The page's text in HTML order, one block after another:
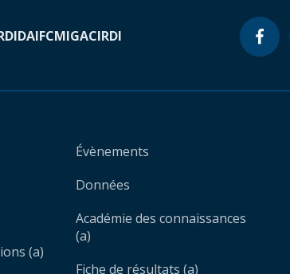
IDAIFCMIGACIRDI
(a)
Évènements
Données
Académie des connaissances
(a)
Fiche de résultats (a)